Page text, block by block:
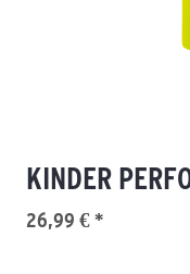
KINDER
26,99 € *